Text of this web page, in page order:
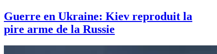
Guerre en Ukraine: Kiev reproduit la
pire arme de la Russie